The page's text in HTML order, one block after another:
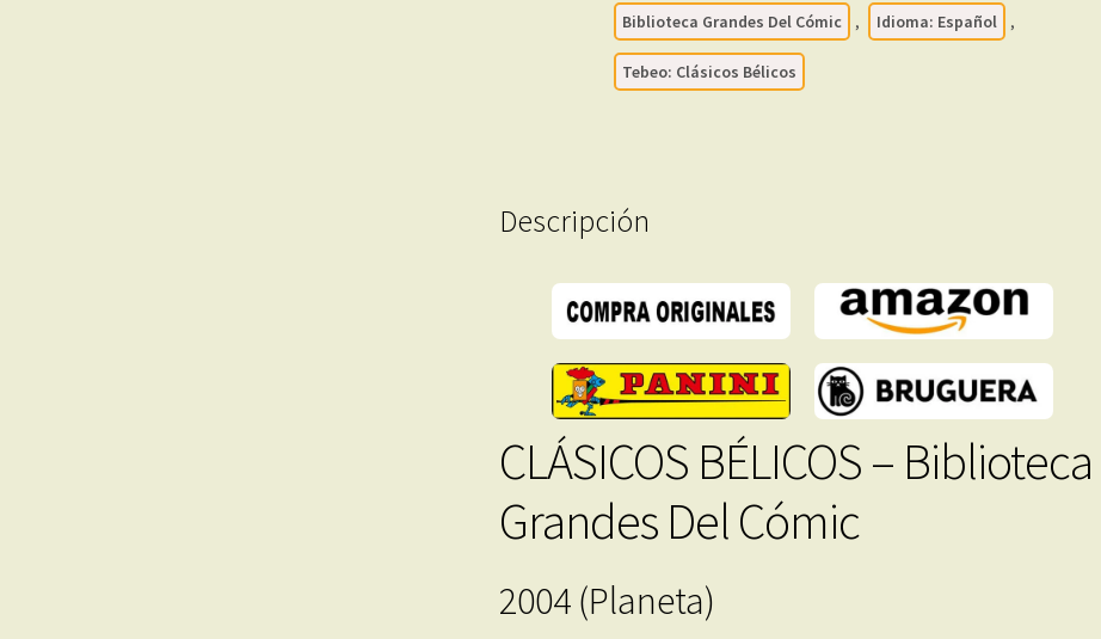
Libros
En
Inmediata
Biblioteca Grandes Del Cómic , Idioma: Español ,
Tebeo: Clásicos Bélicos
Descripción
CLÁSICOS BÉLICOS – Biblioteca
Grandes Del Cómic
2004 (Planeta)